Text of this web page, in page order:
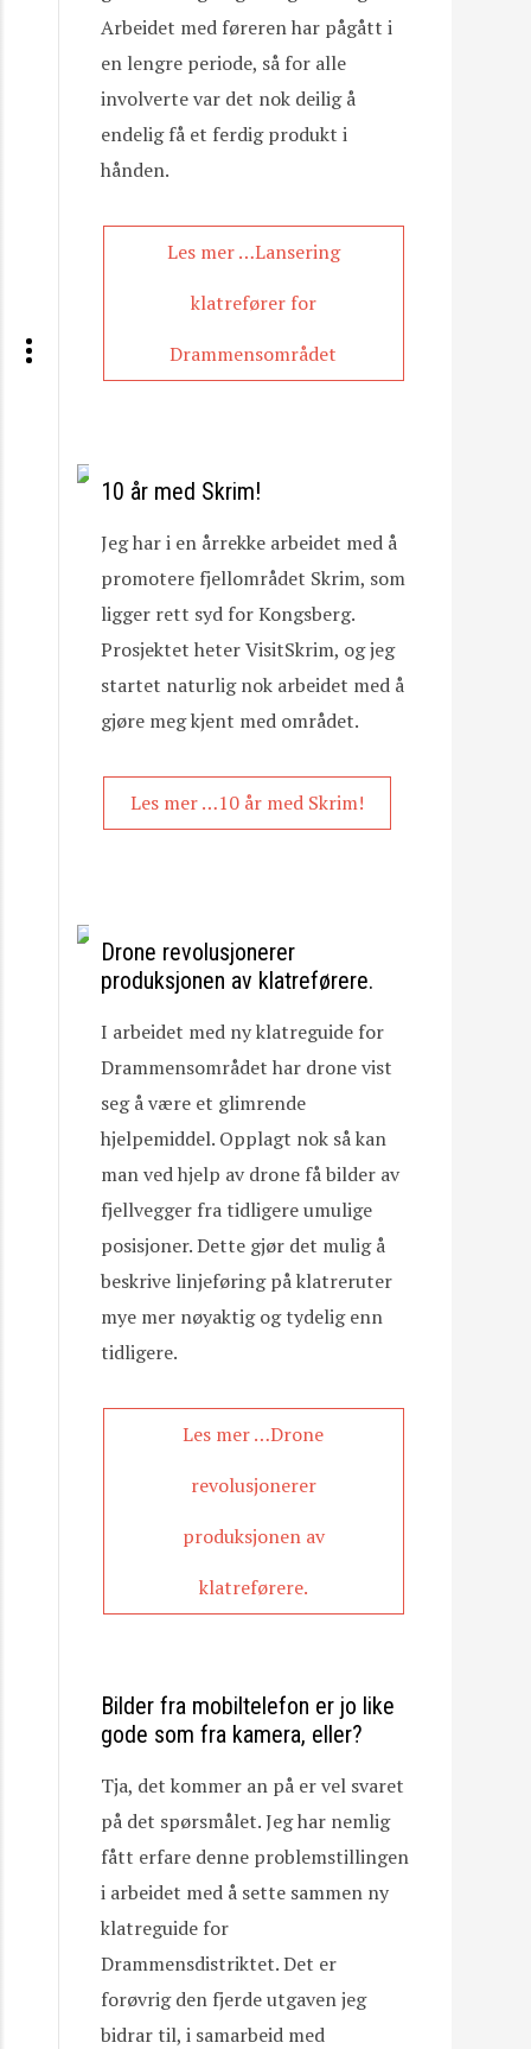
Arbeidet med føreren har pågått i
en lengre periode, så for alle
involverte var det nok deilig å
endelig få et ferdig produkt i
hånden.
Les mer …Lansering
klatrefører for
Drammensområdet
10 år med Skrim!
Jeg har i en årrekke arbeidet med å
promotere fjellområdet Skrim, som
ligger rett syd for Kongsberg.
Prosjektet heter VisitSkrim, og jeg
startet naturlig nok arbeidet med å
gjøre meg kjent med området.
Les mer …10 år med Skrim!
Drone revolusjonerer
produksjonen av klatreførere.
I arbeidet med ny klatreguide for
Drammensområdet har drone vist
seg å være et glimrende
hjelpemiddel. Opplagt nok så kan
man ved hjelp av drone få bilder av
fjellvegger fra tidligere umulige
posisjoner. Dette gjør det mulig å
beskrive linjeføring på klatreruter
mye mer nøyaktig og tydelig enn
tidligere.
Les mer …Drone
revolusjonerer
produksjonen av
klatreførere.
Bilder fra mobiltelefon er jo like
gode som fra kamera, eller?
Tja, det kommer an på er vel svaret
på det spørsmålet. Jeg har nemlig
fått erfare denne problemstillingen
i arbeidet med å sette sammen ny
klatreguide for
Drammensdistriktet. Det er
forøvrig den fjerde utgaven jeg
bidrar til, i samarbeid med